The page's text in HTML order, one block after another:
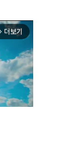
더보기